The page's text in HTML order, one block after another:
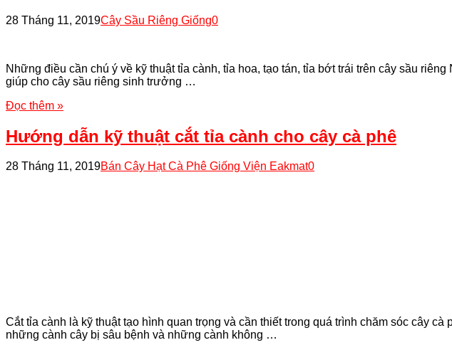
28 Tháng 11, 2019Cây Sầu Riêng Giống0
Những điều cần chú ý về kỹ thuật tỉa cành, tỉa hoa, tạo tán, tỉa bớt trái trên cây sầu
giúp cho cây sầu riêng sinh trưởng …
Đọc thêm »
Hướng dẫn kỹ thuật cắt tỉa cành cho cây cà phê
28 Tháng 11, 2019Bán Cây Hạt Cà Phê Giống Viện Eakmat0
Cắt tỉa cành là kỹ thuật tạo hình quan trọng và cần thiết trong quá trình chăm sóc cây
những cành cây bị sâu bệnh và những cành không …